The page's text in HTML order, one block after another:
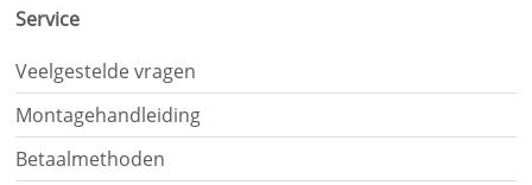
Service
Veelgestelde vragen
Montagehandleiding
Betaalmethoden